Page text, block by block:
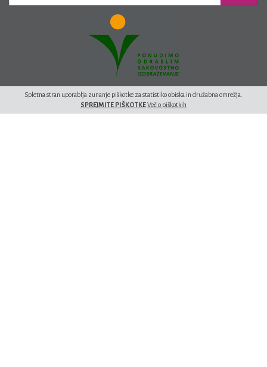
Spletna stran uporablja zunanje piškotke za statistiko obiska in družabna omrežja.
SPREJMITE PIŠKOTKEVeč o piškotkih